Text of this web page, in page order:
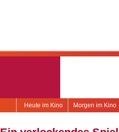
Morgen im Kino
Heute im Kino